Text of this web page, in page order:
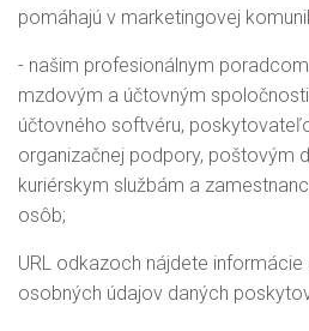
pomáhajú v marketingovej
- našim profesionálnym
mzdovým a účtovným
účtovného softvéru,
organizačnej podpory, poštovým
kuriérskym službám a
osôb;
URL odkazoch nájdete
osobných údajov daných